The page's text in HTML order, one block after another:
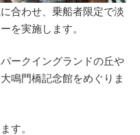
合わせ、乗船者限定で淡
を実施します。
ークイングランドの丘や
鳴門橋記念館をめぐりま
す。